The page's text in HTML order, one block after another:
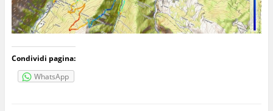
Condividi pagina:
WhatsApp